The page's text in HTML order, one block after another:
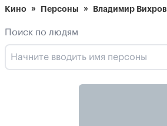
Кино Персоны Владимир Вихров
Поиск по людям